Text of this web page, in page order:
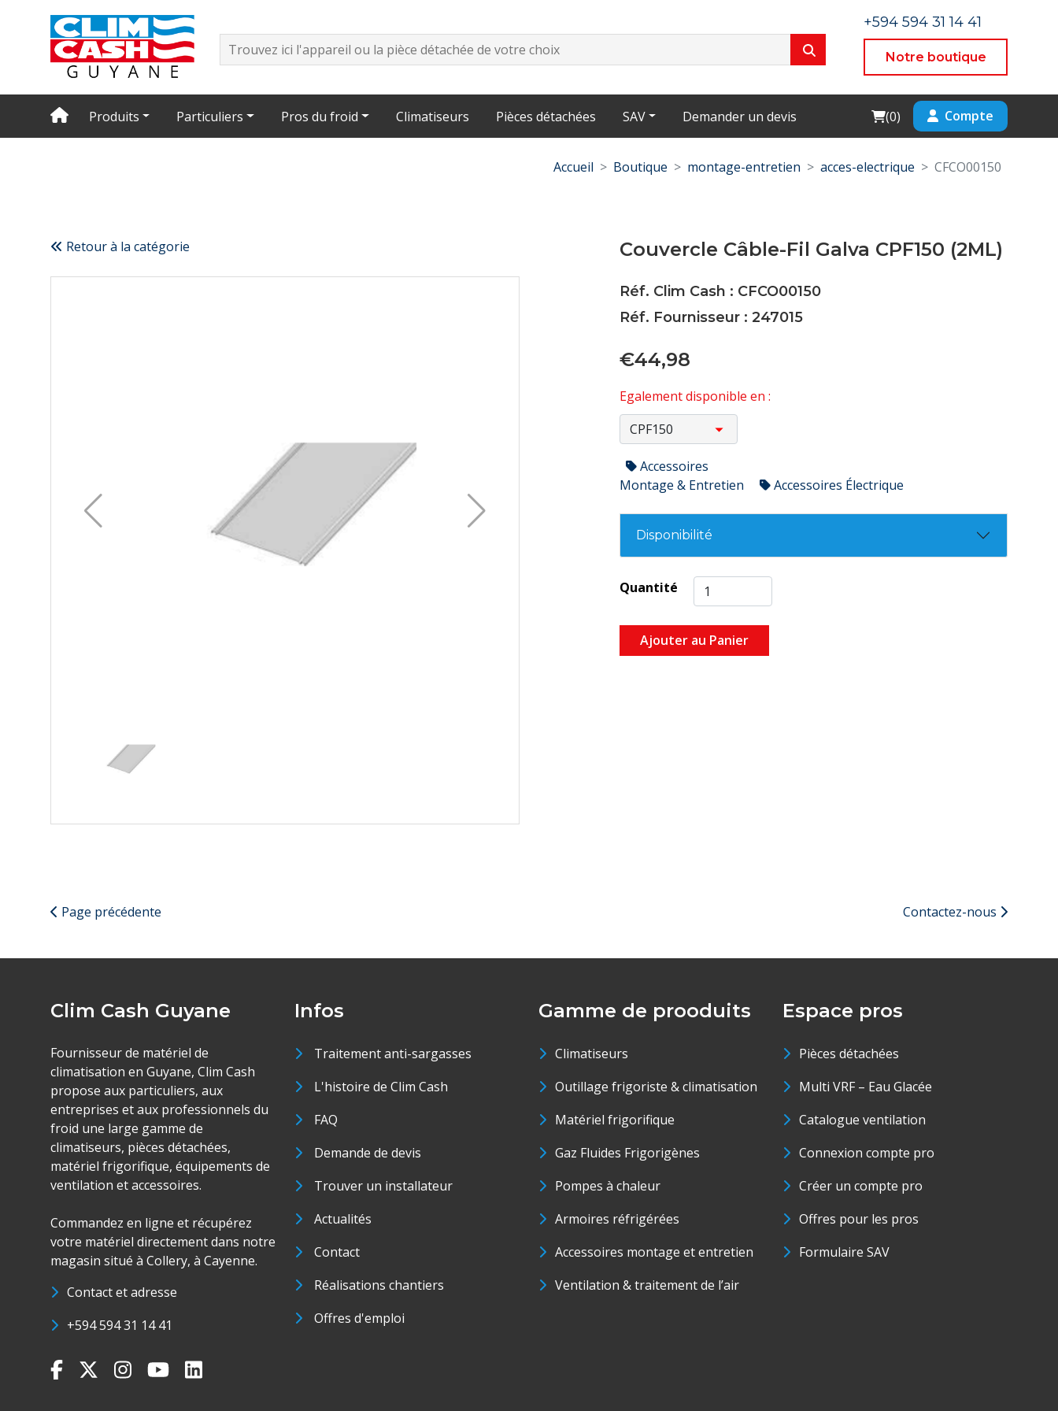
+594 594 31 14 41
Notre boutique
Produits Particuliers Pros du froid Climatiseurs Pièces détachées SAV Demander un devis Cart
(0) Compte
Accueil Boutique montage-entretien acces-electrique CFCO00150
Retour à la catégorie Couvercle Câble-Fil Galva CPF150 (2ML)
Réf. Clim Cash : CFCO00150
Réf. Fournisseur : 247015
€44,98
Egalement disponible en :
Accessoires
Montage & Entretien
Accessoires Électrique
Disponibilité
Quantité
Ajouter au Panier
Page précédente Contactez-nous
Clim Cash Guyane
Fournisseur de matériel de
climatisation en Guyane, Clim Cash
propose aux particuliers, aux
entreprises et aux professionnels du
froid une large gamme de
climatiseurs, pièces détachées,
matériel frigorifique, équipements de
ventilation et accessoires.
Commandez en ligne et récupérez
votre matériel directement dans notre
magasin situé à Collery, à Cayenne.
Contact et adresse
+594 594 31 14 41
Infos
Traitement anti-sargasses
L'histoire de Clim Cash
FAQ
Demande de devis
Trouver un installateur
Actualités
Contact
Réalisations chantiers
Offres d'emploi
Gamme de prooduits
Climatiseurs
Outillage frigoriste & climatisation
Matériel frigorifique
Gaz Fluides Frigorigènes
Pompes à chaleur
Armoires réfrigérées
Accessoires montage et entretien
Ventilation & traitement de l’air
Espace pros
Pièces détachées
Multi VRF – Eau Glacée
Catalogue ventilation
Connexion compte pro
Créer un compte pro
Offres pour les pros
Formulaire SAV